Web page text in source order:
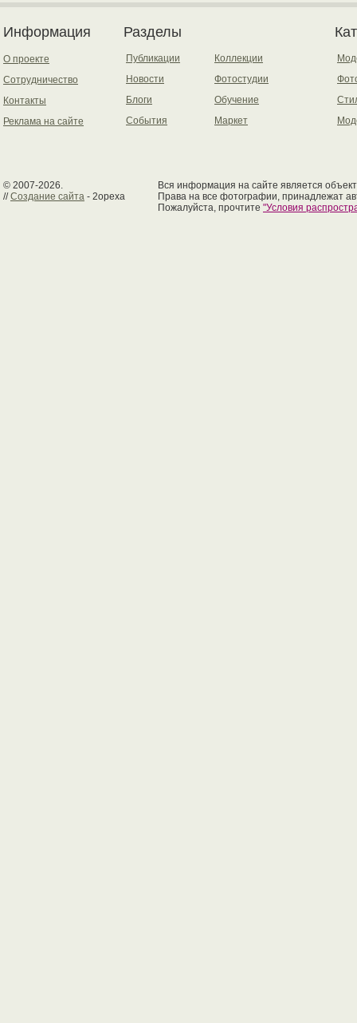
Информация
О проекте
Сотрудничество
Контакты
Реклама на сайте
Разделы
Публикации
Новости
Блоги
События
Коллекции
Фотостудии
Обучение
Маркет
© 2007-2026.
//Создание сайта - 2opexa
Вся информация на сайте является
Права на все фотографии, принадлежат
Пожалуйста, прочтите "Условия